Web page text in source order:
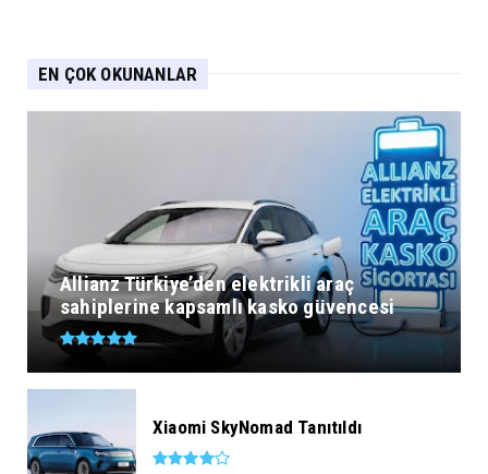
EN ÇOK OKUNANLAR
Allianz Türkiye’den elektrikli araç
sahiplerine kapsamlı kasko güvencesi
Xiaomi SkyNomad Tanıtıldı